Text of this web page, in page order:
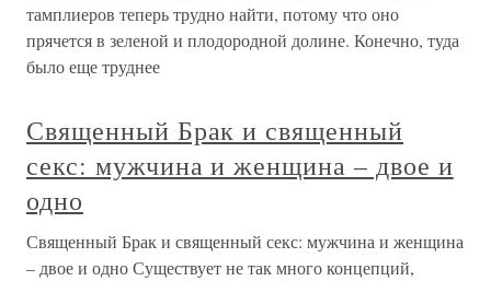
тамплиеров теперь трудно найти, потому что оно
прячется в зеленой и плодородной долине. Конечно, туда
было еще труднее
Священный Брак и священный
секс: мужчина и женщина – двое и
одно
Священный Брак и священный секс: мужчина и женщина
– двое и одно Существует не так много концепций,